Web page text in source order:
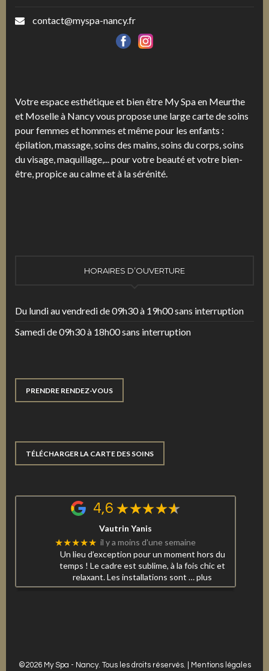
contact@myspa-nancy.fr
Votre espace esthétique et bien être My Spa en Meurthe
et Moselle à Nancy vous propose une large carte de soins
pour femmes et hommes et même pour les enfants :
épilation, massage, soins des mains, soins du corps, soins
du visage, maquillage,... pour votre beauté et votre bien-
être, propice au calme et à la sérénité.
HORAIRES D’OUVERTURE
Du lundi au vendredi de 09h30 à 19h00 sans interruption
Samedi de 09h30 à 18h00 sans interruption
PRENDRE RENDEZ-VOUS
TÉLÉCHARGER LA CARTE DES SOINS
4,6
Vautrin Yanis
★★★★★ il y a moins d'une semaine
Un lieu d’exception pour un moment hors du
temps ! Le cadre est sublime, à la fois chic et
relaxant. Les installations sont … plus
©2026 My Spa - Nancy. Tous les droits réservés. | Mentions légales